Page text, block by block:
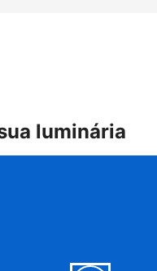
luminária